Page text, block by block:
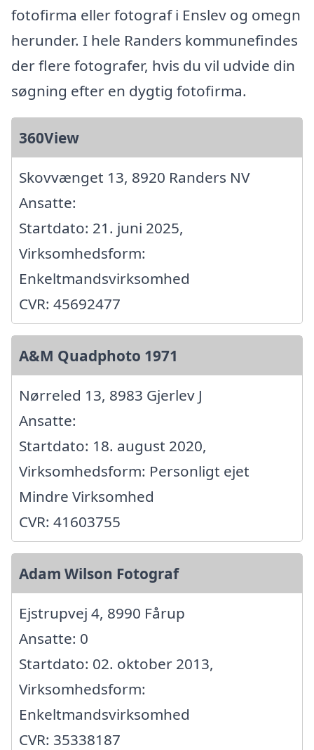
fotofirma eller fotograf i Enslev og omegn
herunder. I hele Randers kommunefindes
der flere fotografer, hvis du vil udvide din
søgning efter en dygtig fotofirma.
360View
Skovvænget 13, 8920 Randers NV
Ansatte:
Startdato: 21. juni 2025,
Virksomhedsform:
Enkeltmandsvirksomhed
CVR: 45692477
A&M Quadphoto 1971
Nørreled 13, 8983 Gjerlev J
Ansatte:
Startdato: 18. august 2020,
Virksomhedsform: Personligt ejet
Mindre Virksomhed
CVR: 41603755
Adam Wilson Fotograf
Ejstrupvej 4, 8990 Fårup
Ansatte: 0
Startdato: 02. oktober 2013,
Virksomhedsform:
Enkeltmandsvirksomhed
CVR: 35338187